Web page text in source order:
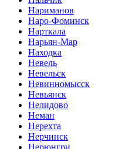
Нариманов
Наро-Фоминск
Нарткала
Нарьян-Мар
Находка
Невель
Невельск
Невинномысск
Невьянск
Нелидово
Неман
Нерехта
Нерчинск
Нерюнгри